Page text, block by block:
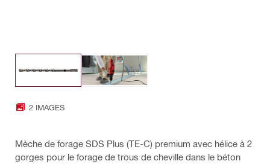
2 IMAGES
Mèche de forage SDS Plus (TE-C) premium avec hélice à 2
gorges pour le forage de trous de cheville dans le béton